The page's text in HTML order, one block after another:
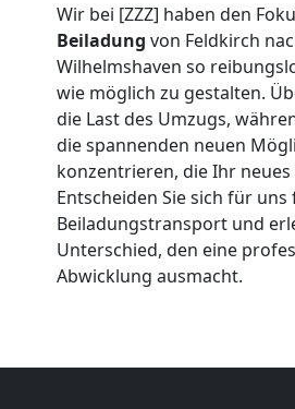
Wir bei [ZZZ] haben den
Beiladung von Feldkirch
Wilhelmshaven so
wie möglich zu gestalten.
die Last des Umzugs,
die spannenden neuen
konzentrieren, die Ihr
Entscheiden Sie sich für
Beiladungstransport und
Unterschied, den eine
Abwicklung ausmacht.
Umzug
Mann
LKW